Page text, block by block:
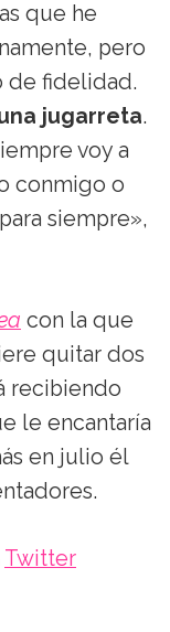
que he
pero
de fidelidad.
jugarreta.
voy a
conmigo o
siempre»,
con la que
quitar dos
recibiendo
le encantaría
en julio él
Twitter